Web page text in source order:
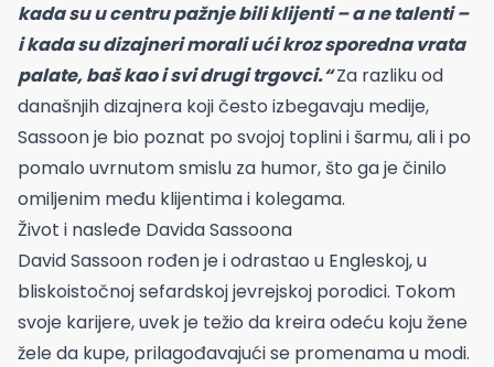
kada su u centru pažnje bili klijenti – a ne talenti –
i kada su dizajneri morali ući kroz sporedna vrata
palate, baš kao i svi drugi trgovci.“Za razliku od
današnjih dizajnera koji često izbegavaju medije,
Sassoon je bio poznat po svojoj toplini i šarmu, ali i po
pomalo uvrnutom smislu za humor, što ga je činilo
omiljenim među klijentima i kolegama.
Život i nasleđe Davida Sassoona
David Sassoon rođen je i odrastao u Engleskoj, u
bliskoistočnoj sefardskoj jevrejskoj porodici. Tokom
svoje karijere, uvek je težio da kreira odeću koju žene
žele da kupe, prilagođavajući se promenama u modi.